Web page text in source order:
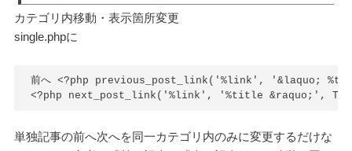
カテゴリ内移動・表示箇所変更
single.phpに
前へ <?php previous_post_link('%link', '&laquo;
<?php next_post_link('%link', '%title &raquo;',
単独記事の前へ次へを同一カテゴリ内のみに変更するだけな